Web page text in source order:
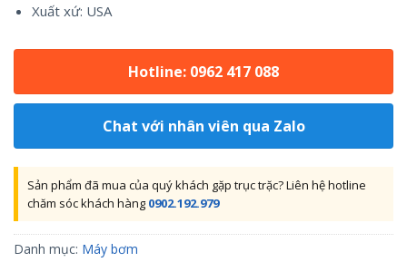
Xuất xứ: USA
Hotline: 0962 417 088
Chat với nhân viên qua Zalo
Sản phẩm đã mua của quý khách gặp trục trặc? Liên hệ hotline
chăm sóc khách hàng 0902.192.979
Danh mục: Máy bơm